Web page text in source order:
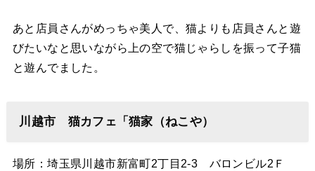
あと店員さんがめっちゃ美人で、猫よりも店員さんと遊
びたいなと思いながら上の空で猫じゃらしを振って子猫
と遊んでました。
川越市 猫カフェ「猫家（ねこや）
場所：埼玉県川越市新富町2丁目2-3 バロンビル2Ｆ